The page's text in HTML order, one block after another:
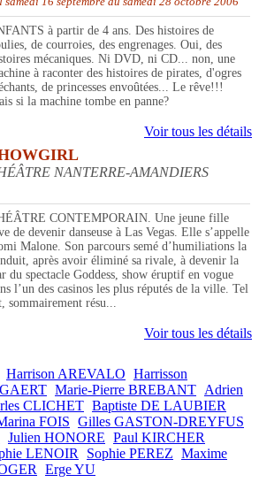
à partir de 4 ans. Des histoires de
de courroies, des engrenages. Oui, des
mécaniques. Ni DVD, ni CD... non, une
à raconter des histoires de pirates, d'ogres
de princesses envoûtées... Le rêve!!!
si la machine tombe en panne?
Voir tous les détails
NANTERRE-AMANDIERS
CONTEMPORAIN. Une jeune fille
de devenir danseuse à Las Vegas. Elle s’appelle
Malone. Son parcours semé d’humiliations la
après avoir éliminé sa rivale, à devenir la
du spectacle Goddess, show éruptif en vogue
l’un des casinos les plus réputés de la ville. Tel
sommairement résu...
Voir tous les détails
Harrison AREVALO Harrisson
Marie-Pierre BREBANT Adrien
CLICHET Baptiste DE LAUBIER
FOIS Gilles GASTON-DREYFUS
Julien HONORE Paul KIRCHER
LENOIR Sophie PEREZ Maxime
Erge YU